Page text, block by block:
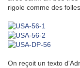
rigole comme des
On reçoit un texto